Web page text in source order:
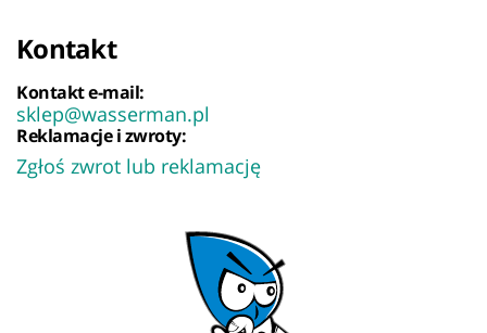
Kontakt
Kontakt e-mail:
sklep@wasserman.pl
Reklamacje i zwroty:
Zgłoś zwrot lub reklamację